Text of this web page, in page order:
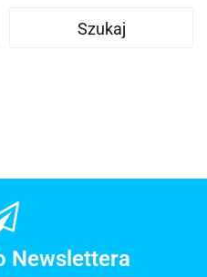
Szukaj
Newslettera